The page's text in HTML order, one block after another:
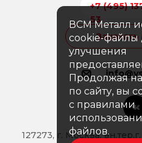
+7 (495)
53
Заказать
127273, г. Москва,
ВСМ Металл
cookie-файлы
улучшения
Продолжая
по сайту, вы
с правилами
файлов.